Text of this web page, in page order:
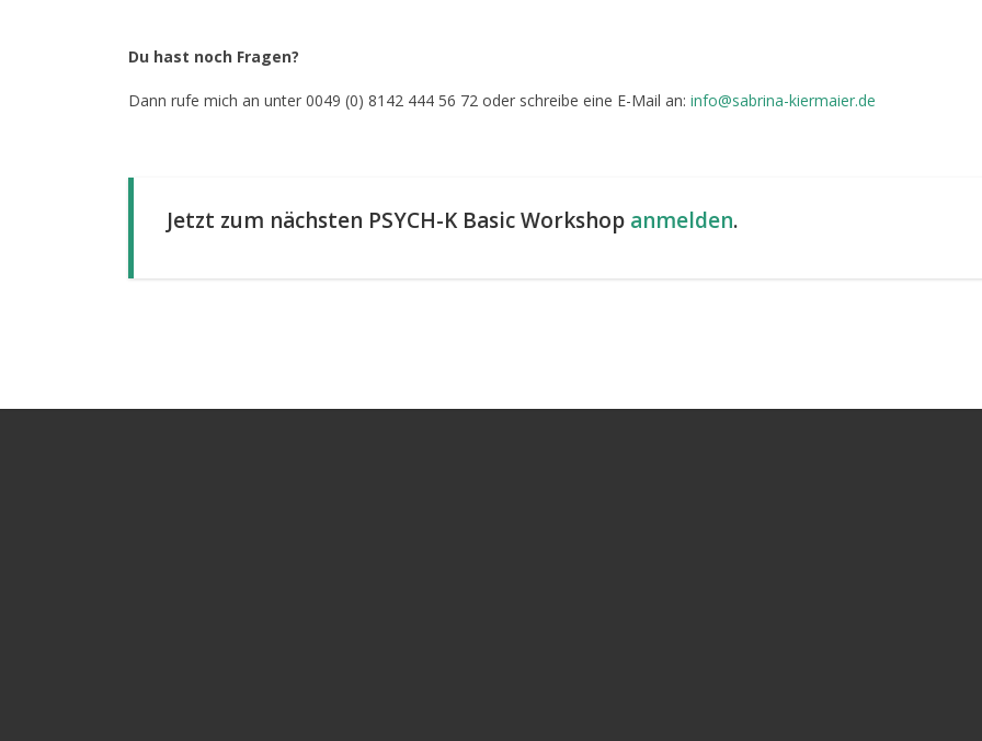
Du hast noch Fragen?
Dann rufe mich an unter 0049 (0) 8142 444 56 72 oder schreibe eine E-Mail an: info@sabrina-kiermaier.de
Jetzt zum nächsten PSYCH-K Basic Workshop anmelden.